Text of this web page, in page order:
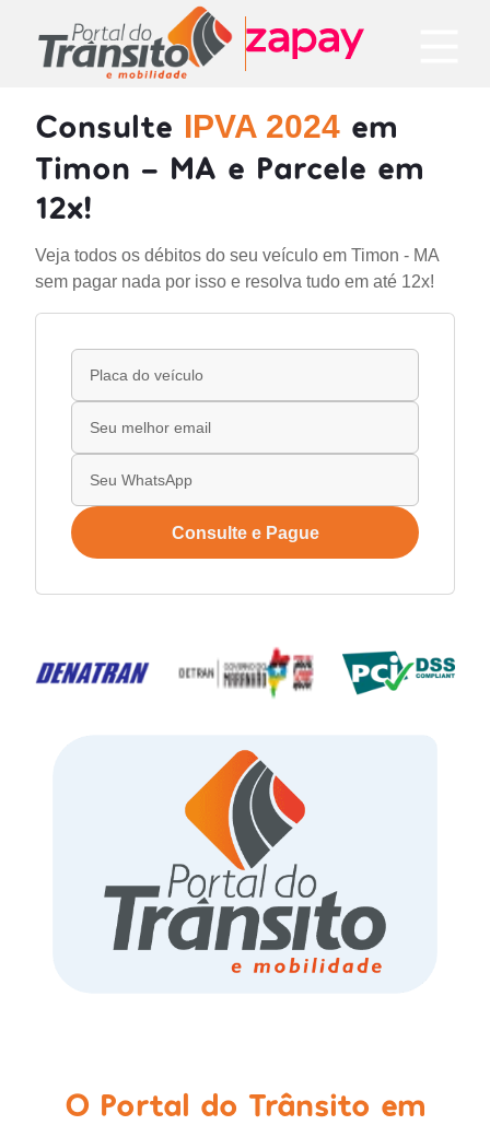
Consulte IPVA 2024 em
Timon - MA e Parcele em
12x!
Veja todos os débitos do seu veículo em Timon - MA
sem pagar nada por isso e resolva tudo em até 12x!
Consulte e Pague
O Portal do Trânsito em